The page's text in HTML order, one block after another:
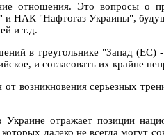
отношения. Это вопросы о
и НАК "Нафтогаз Украины",
и т.д.
в треугольнике "Запад (ЕС)
и согласовать их крайне
возникновения серьезных
отражает позиции
далеко не всегда могут